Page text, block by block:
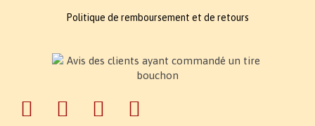
Politique de remboursement et de retours